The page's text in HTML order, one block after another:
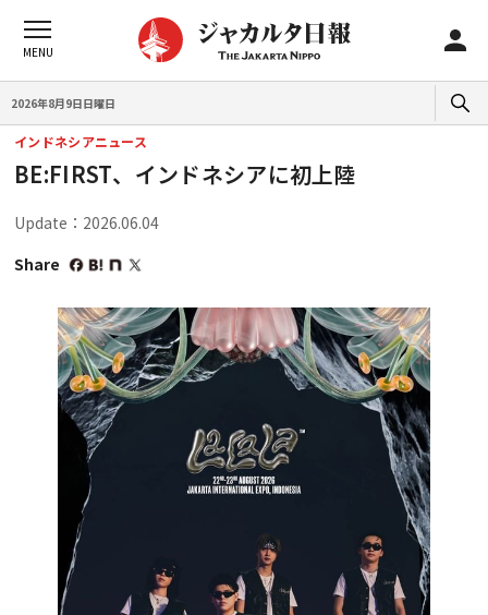
2026年8月9日日曜日
インドネシアニュース
BE:FIRST、インドネシアに初上陸
Update：2026.06.04
Share